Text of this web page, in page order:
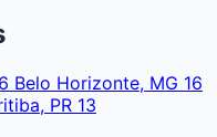
Belo Horizonte, MG 16
PR 13